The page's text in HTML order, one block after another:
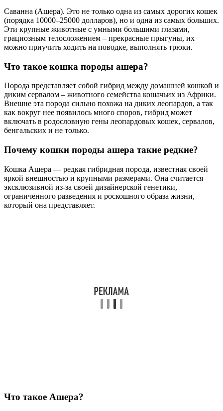
Саванна (Ашера). Это не только одна из самых дорогих кошек
(порядка 10000–25000 долларов), но и одна из самых больших.
Эти крупные животные с умными большими глазами,
грациозным телосложением – прекрасные прыгуны, их
можно приучить ходить на поводке, выполнять трюки.
Что такое кошка породы ашера?
Порода представляет собой гибрид между домашней кошкой и
диким сервалом – животного семейства кошачьих из Африки.
Внешне эта порода сильно похожа на диких леопардов, а так
как вокруг нее появилось много споров, гибрид может
включать в родословную гены леопардовых кошек, сервалов,
бенгальских и не только.
Почему кошки породы ашера такие редкие?
Кошка Ашера — редкая гибридная порода, известная своей
яркой внешностью и крупными размерами. Она считается
эксклюзивной из-за своей дизайнерской генетики,
ограниченного разведения и роскошного образа жизни,
который она представляет.
Что такое Ашера?